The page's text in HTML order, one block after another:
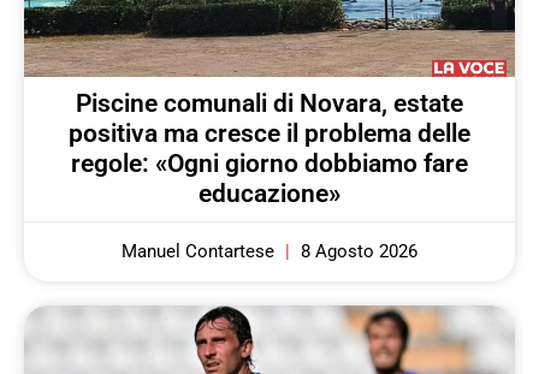
Piscine comunali di Novara, estate
positiva ma cresce il problema delle
regole: «Ogni giorno dobbiamo fare
educazione»
Manuel Contartese 8 Agosto 2026